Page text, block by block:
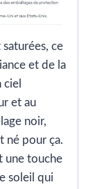
ce
et de la
ciel
et au
noir,
né pour ça.
une touche
soleil qui